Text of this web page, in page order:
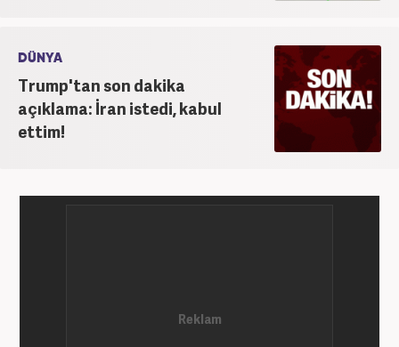
DÜNYA
Trump'tan son dakika
açıklama: İran istedi, kabul
ettim!